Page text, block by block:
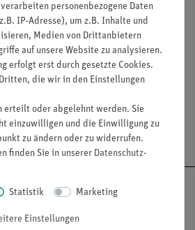
23. Lycopodium, Stamm quer 24.
Stamm quer 25. Salvinia natans,
quer
einem Präparatekasten geliefert.
ab 300,- €
personenbezogene Daten
IP-Adresse), um z.B. Inhalte und
Medien von Drittanbietern
auf unsere Website zu analysieren.
erfolgt erst durch gesetzte Cookies.
die wir in den Einstellungen
erteilt oder abgelehnt werden. Sie
einzuwilligen und die Einwilligung zu
zu ändern oder zu widerrufen.
finden Sie in unserer Daten­schutz­
Statistik Marketing
Einstellungen